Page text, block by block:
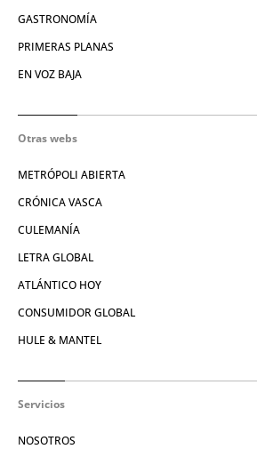
GASTRONOMÍA
PRIMERAS PLANAS
EN VOZ BAJA
Otras webs
METRÓPOLI ABIERTA
CRÓNICA VASCA
CULEMANÍA
LETRA GLOBAL
ATLÁNTICO HOY
CONSUMIDOR GLOBAL
HULE & MANTEL
Servicios
NOSOTROS